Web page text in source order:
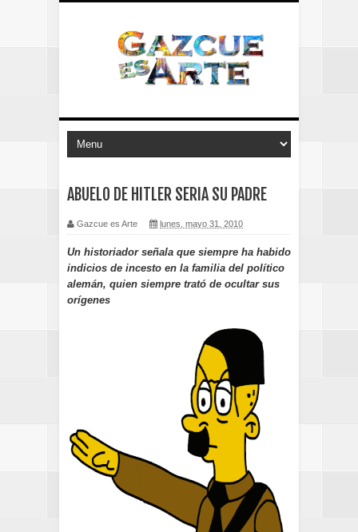
ABUELO DE HITLER SERIA SU PADRE
Gazcue es Arte lunes, mayo 31, 2010
Un historiador señala que siempre ha habido
indicios de incesto en la familia del político
alemán, quien siempre trató de ocultar sus
orígenes